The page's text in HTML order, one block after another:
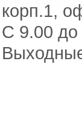
корп.1,
С 9.00 до